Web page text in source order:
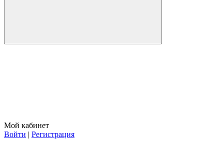
Мой кабинет
Войти | Регистрация